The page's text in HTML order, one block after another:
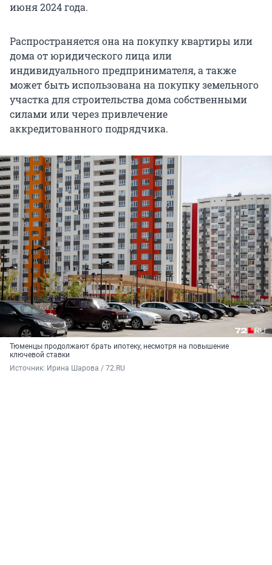
июня 2024 года.
Распространяется она на покупку квартиры или
дома от юридического лица или
индивидуального предпринимателя, а также
может быть использована на покупку земельного
участка для строительства дома собственными
силами или через привлечение
аккредитованного подрядчика.
Тюменцы продолжают брать ипотеку, несмотря на повышение
ключевой ставки
Источник: Ирина Шарова / 72.RU